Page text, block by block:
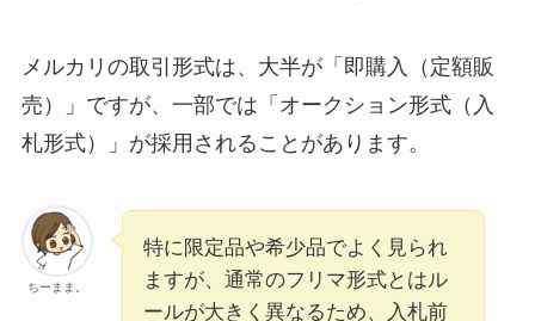
メルカリの取引形式は、大半が「即購入（定額販
売）」ですが、一部では「オークション形式（入
札形式）」が採用されることがあります。
ちーまま。
特に限定品や希少品でよく見られ
ますが、通常のフリマ形式とはル
ールが大きく異なるため、入札前